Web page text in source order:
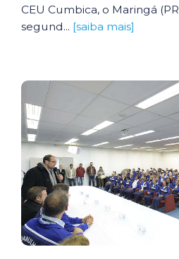
CEU Cumbica, o Maringá
segund... [saiba mais]